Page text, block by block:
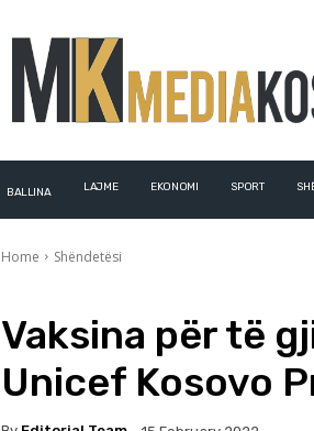
BALLINA LAJME EKONOMI SPORT
Home Shëndetësi
Vaksina për të
Unicef Kosovo